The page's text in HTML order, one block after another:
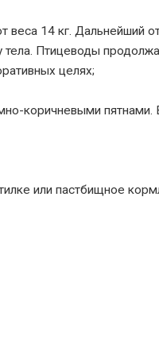
веса 14 кг. Дальнейший
Птицеводы
целях;
коричневыми
или пастбищное